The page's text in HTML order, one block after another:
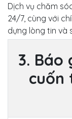
Dịch vụ chăm
24/7, cùng với
dựng lòng tin và
3. Báo
cuốn